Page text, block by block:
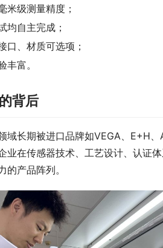
米级测量精度；
均自主完成；
口、材质可选项；
丰富。
背后
长期被进口品牌如VEGA、E+H、
业在传感器技术、工艺设计、认证
产品阵列。